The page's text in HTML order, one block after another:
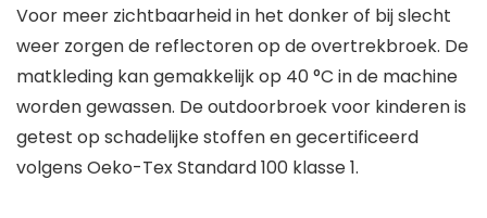
Voor meer zichtbaarheid in het donker of bij slecht
weer zorgen de reflectoren op de overtrekbroek. De
matkleding kan gemakkelijk op 40 °C in de machine
worden gewassen. De outdoorbroek voor kinderen is
getest op schadelijke stoffen en gecertificeerd
volgens Oeko-Tex Standard 100 klasse 1.